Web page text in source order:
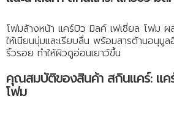
โฟมล้างหน้า แคร์บิว มิลค์ เฟเชี่ยล โฟม ผ
ให้เนียนนุ่มและเรียบลื่น พร้อมสารต้านอนุมูล
ริ้วรอย ทำให้ผิวดูอ่อนเยาว์ขึ้น
คุณสมบัติของสินค้า สกินแคร์: แค
โฟม